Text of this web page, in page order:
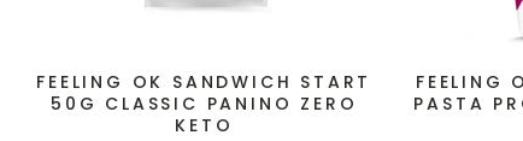
FEELING OK SANDWICH START
50G CLASSIC PANINO ZERO
KETO
FEELING
PASTA